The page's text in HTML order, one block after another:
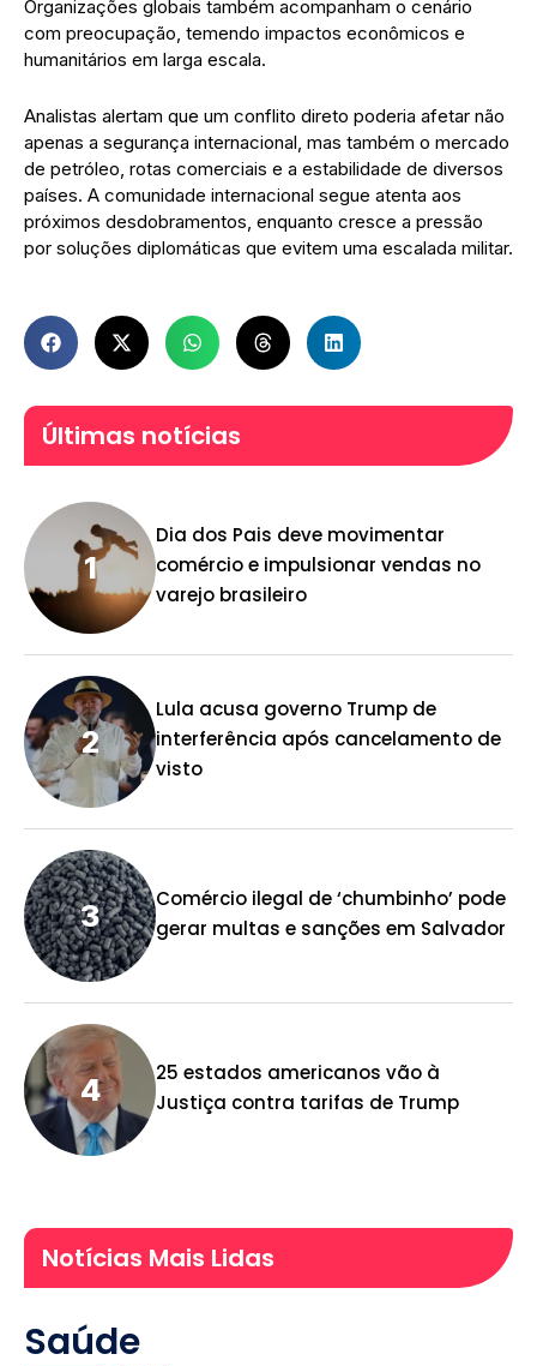
Organizações globais também acompanham o cenário
com preocupação, temendo impactos econômicos e
humanitários em larga escala.
Analistas alertam que um conflito direto poderia afetar não
apenas a segurança internacional, mas também o mercado
de petróleo, rotas comerciais e a estabilidade de diversos
países. A comunidade internacional segue atenta aos
próximos desdobramentos, enquanto cresce a pressão
por soluções diplomáticas que evitem uma escalada militar.
Últimas notícias
Dia dos Pais deve movimentar
comércio e impulsionar vendas no
varejo brasileiro
Lula acusa governo Trump de
interferência após cancelamento de
visto
Comércio ilegal de ‘chumbinho’ pode
gerar multas e sanções em Salvador
25 estados americanos vão à
Justiça contra tarifas de Trump
Notícias Mais Lidas
Saúde